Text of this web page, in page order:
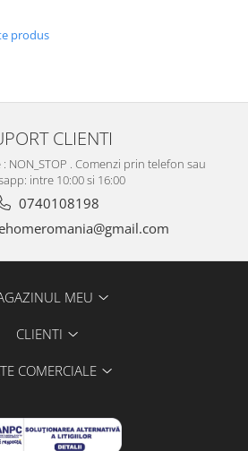
produs
CLIENTI
NON_STOP . Comenzi prin telefon sau
intre 10:00 si 16:00
0740108198
MEU
CLIENTI
COMERCIALE